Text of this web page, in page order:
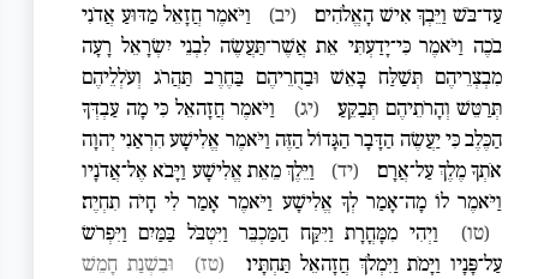
עַד־בֹּשׁ וַיֵּבְךְּ אִישׁ הָאֱלֹהִים׃
(יב)
וַיֹּאמֶר חֲזָאֵל מַדּוּעַ אֲדֹנִי
בֹכֶה וַיֹּאמֶר כִּי־יָדַעְתִּי אֵת אֲשֶׁר־תַּעֲשֶׂה לִבְנֵי יִשְׂרָאֵל רָעָה
מִבְצְרֵיהֶם תְּשַׁלַּח בָּאֵשׁ וּבַחֻרֵיהֶם בַּחֶרֶב תַּהֲרֹג וְעֹלְלֵיהֶם
תְּרַטֵּשׁ וְהָרֹתֵיהֶם תְּבַקֵּעַ׃
(יג)
וַיֹּאמֶר חֲזָהאֵל כִּי מָה עַבְדְּךָ
הַכֶּלֶב כִּי יַעֲשֶׂה הַדָּבָר הַגָּדוֹל הַזֶּה וַיֹּאמֶר אֱלִישָׁע הִרְאַנִי יְהוָה
אֹתְךָ מֶלֶךְ עַל־אֲרָם׃
(יד)
וַיֵּלֶךְ מֵאֵת אֱלִישָׁע וַיָּבֹא אֶל־אֲדֹנָיו
וַיֹּאמֶר לוֹ מָה־אָמַר לְךָ אֱלִישָׁע וַיֹּאמֶר אָמַר לִי חָיֹה תִחְיֶה׃
(טו)
וַיְהִי מִמָּחֳרָת וַיִּקַּח הַמַּכְבֵּר וַיִּטְבֹּל בַּמַּיִם וַיִּפְרֹשׂ
עַל־פָּנָיו וַיָּמֹת וַיִּמְלֹךְ חֲזָהאֵל תַּחְתָּיו׃
(טז)
וּבִשְׁנַת חָמֵשׁ